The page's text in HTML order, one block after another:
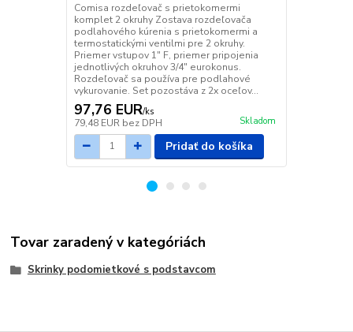
Comisa rozdeľovač s prietokomermi
komplet 2 okruhy Zostava rozdeľovača
podlahového kúrenia s prietokomermi a
termostatickými ventilmi pre 2 okruhy.
Priemer vstupov 1" F, priemer pripojenia
jednotlivých okruhov 3/4" eurokonus.
Rozdeľovač sa používa pre podlahové
vykurovanie. Set pozostáva z 2x oceľov...
97,76 EUR/ks
79,48 EUR bez DPH Skladom
Pridať do košíka
Tovar zaradený v kategóriách
Skrinky podomietkové s podstavcom